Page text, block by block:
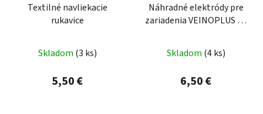
Textilné navliekacie
rukavice
Skladom (3 ks)
5,50 €
Náhradné elektródy pre
zariadenia VEINOPLUS 50
Skladom (4 ks)
6,50 €